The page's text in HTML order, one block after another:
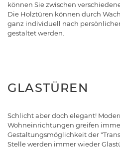
können Sie zwischen
Die Holztüren können durch
ganz individuell nach
gestaltet werden.
GLASTÜREN
Schlicht aber doch elegant!
Wohneinrichtungen greifen
Gestaltungsmöglichkeit der
Stelle werden immer wieder